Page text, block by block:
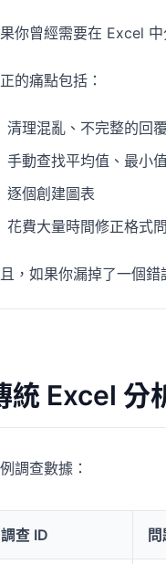
營運
支援銷售管道、
專案
管理里程碑、負
用於儀表板、
用
社
幫
你曾經需要在 Excel
的痛點包括：
清理混亂、不完整的回覆
手動查找平均值、最小
逐個創建圖表
花費大量時間修正格式
，如果你漏掉了一個
統 Excel 分
調查數據：
調查 ID